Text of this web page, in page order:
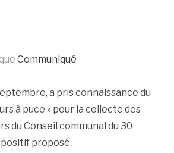
Communiqué
a pris connaissance du
à puce » pour la collecte des
du Conseil communal du 30
proposé.